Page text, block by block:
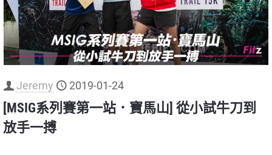
Jeremy 2019-01-24
[MSIG系列賽第一站．寶馬山] 從小試牛刀到
放手一搏